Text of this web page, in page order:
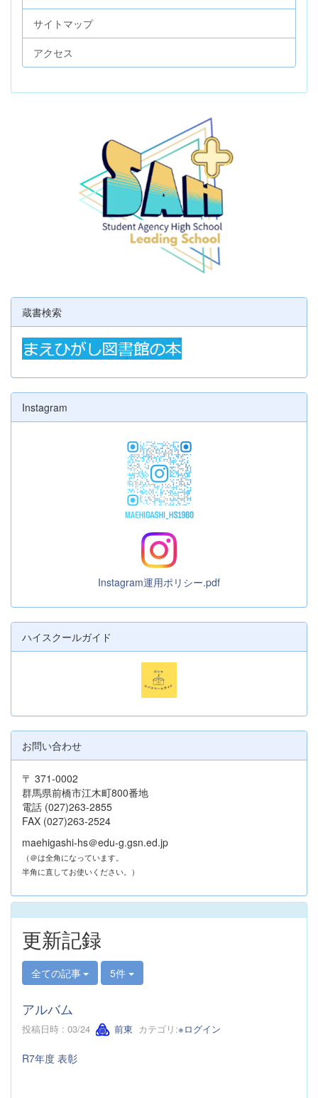
サイトマップ
アクセス
蔵書検索
Instagram
Instagram運用ポリシー.pdf
ハイスクールガイド
お問い合わせ
〒 371-0002
群馬県前橋市江木町800番地
電話 (027)263-2855
FAX (027)263-2524
maehigashi-hs＠edu-g.gsn.ed.jp
（＠は全角になっています。
半角に直してお使いください。）
更新記録
全ての記事 5件
アルバム
投稿日時 : 03/24 前東 カテゴリ:※ログイン
R7年度 表彰